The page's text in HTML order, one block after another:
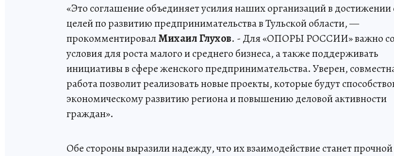
«Это соглашение объединяет усилия наших организаций в
целей по развитию предпринимательства в Тульской области, —
прокомментировалМихаил Глухов. - Для «ОПОРЫ РОССИИ» важно
условия для роста малого и среднего бизнеса, а также поддерживать
инициативы в сфере женского предпринимательства. Уверен,
работа позволит реализовать новые проекты, которые будут
экономическому развитию региона и повышению деловой активности
граждан».
Обе стороны выразили надежду, что их взаимодействие станет прочной